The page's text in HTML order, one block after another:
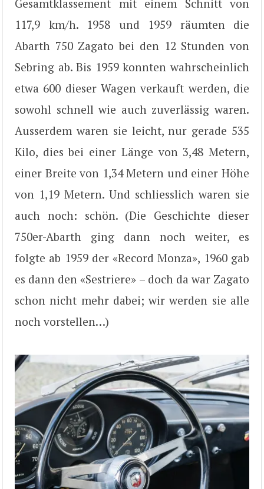
Gesamtklassement mit einem Schnitt von
117,9 km/h. 1958 und 1959 räumten die
Abarth 750 Zagato bei den 12 Stunden von
Sebring ab. Bis 1959 konnten wahrscheinlich
etwa 600 dieser Wagen verkauft werden, die
sowohl schnell wie auch zuverlässig waren.
Ausserdem waren sie leicht, nur gerade 535
Kilo, dies bei einer Länge von 3,48 Metern,
einer Breite von 1,34 Metern und einer Höhe
von 1,19 Metern. Und schliesslich waren sie
auch noch: schön. (Die Geschichte dieser
750er-Abarth ging dann noch weiter, es
folgte ab 1959 der «Record Monza», 1960 gab
es dann den «Sestriere» – doch da war Zagato
schon nicht mehr dabei; wir werden sie alle
noch vorstellen…)